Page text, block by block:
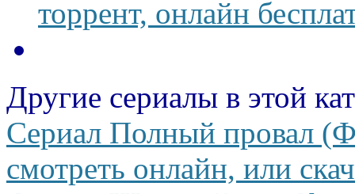
торрент, онлайн
Другие сериалы в этой
Сериал Полный провал
смотреть онлайн, или